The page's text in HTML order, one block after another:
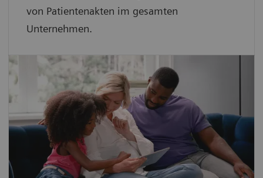
von Patientenakten im gesamten
Unternehmen.